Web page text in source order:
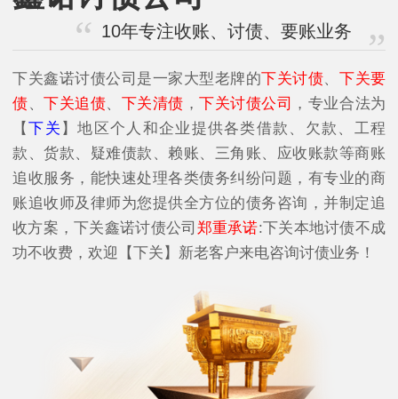
10年专注收账、讨债、要账业务
下关鑫诺讨债公司是一家大型老牌的下关讨债
下关要
债 、下关追债 下关清债 ，下关讨债公司 ，专业合法为
【下关 】地区个人和企业提供各类借款、欠款、工程
款、货款、疑难债款、赖账、三角账、应收账款等商账
追收服务，能快速处理各类债务纠纷问题，有专业的商
账追收师及律师为您提供全方位的债务咨询，并制定追
收方案，下关鑫诺讨债公司 郑重承诺:下关本地讨债不成
功不收费，欢迎【下关】新老客户来电咨询讨债业务！